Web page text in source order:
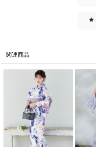
関連商品